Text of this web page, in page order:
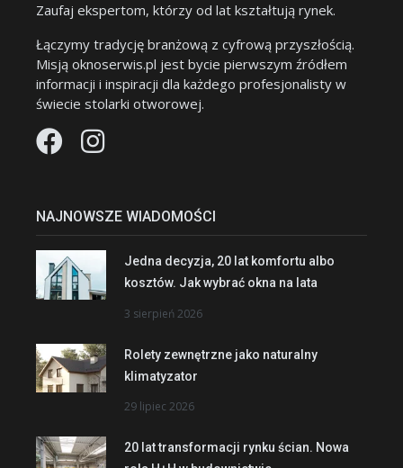
Zaufaj ekspertom, którzy od lat kształtują rynek.
Łączymy tradycję branżową z cyfrową przyszłością.
Misją oknoserwis.pl jest bycie pierwszym źródłem
informacji i inspiracji dla każdego profesjonalisty w
świecie stolarki otworowej.
NAJNOWSZE WIADOMOŚCI
Jedna decyzja, 20 lat komfortu albo
kosztów. Jak wybrać okna na lata
3 sierpień 2026
Rolety zewnętrzne jako naturalny
klimatyzator
29 lipiec 2026
20 lat transformacji rynku ścian. Nowa